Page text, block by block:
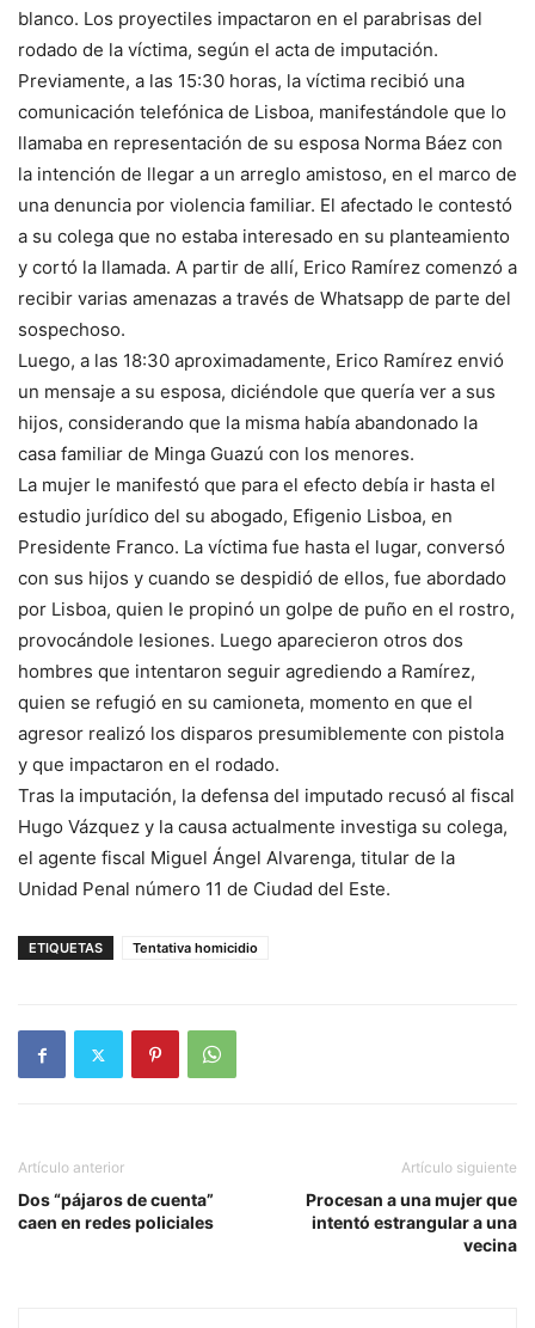
blanco. Los proyectiles impactaron en el parabrisas del
rodado de la víctima, según el acta de imputación.
Previamente, a las 15:30 horas, la víctima recibió una
comunicación telefónica de Lisboa, manifestándole que lo
llamaba en representación de su esposa Norma Báez con
la intención de llegar a un arreglo amistoso, en el marco de
una denuncia por violencia familiar. El afectado le contestó
a su colega que no estaba interesado en su planteamiento
y cortó la llamada. A partir de allí, Erico Ramírez comenzó a
recibir varias amenazas a través de Whatsapp de parte del
sospechoso.
Luego, a las 18:30 aproximadamente, Erico Ramírez envió
un mensaje a su esposa, diciéndole que quería ver a sus
hijos, considerando que la misma había abandonado la
casa familiar de Minga Guazú con los menores.
La mujer le manifestó que para el efecto debía ir hasta el
estudio jurídico del su abogado, Efigenio Lisboa, en
Presidente Franco. La víctima fue hasta el lugar, conversó
con sus hijos y cuando se despidió de ellos, fue abordado
por Lisboa, quien le propinó un golpe de puño en el rostro,
provocándole lesiones. Luego aparecieron otros dos
hombres que intentaron seguir agrediendo a Ramírez,
quien se refugió en su camioneta, momento en que el
agresor realizó los disparos presumiblemente con pistola
y que impactaron en el rodado.
Tras la imputación, la defensa del imputado recusó al fiscal
Hugo Vázquez y la causa actualmente investiga su colega,
el agente fiscal Miguel Ángel Alvarenga, titular de la
Unidad Penal número 11 de Ciudad del Este.
ETIQUETAS Tentativa homicidio
Artículo anterior
Dos “pájaros de cuenta”
caen en redes policiales
Artículo siguiente
Procesan a una mujer que
intentó estrangular a una
vecina